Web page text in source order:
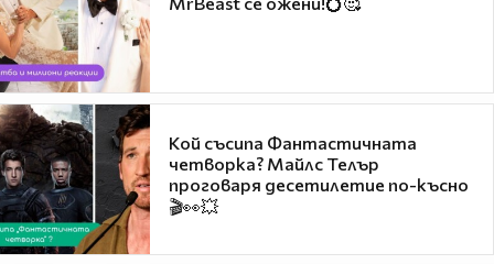
Кой съсипа Фантастичната
четворка? Майлс Телър
проговаря десетилетие по-късно
🎬👀💥